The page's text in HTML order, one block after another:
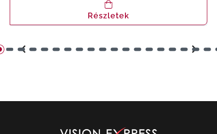
Részletek